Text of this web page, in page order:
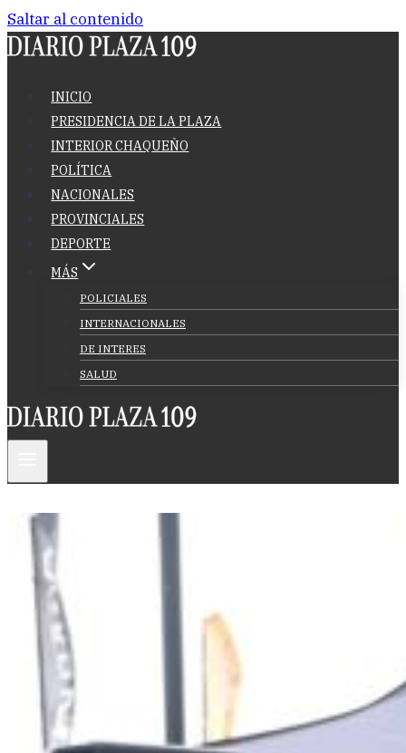
Saltar al contenido
INICIO
PRESIDENCIA DE LA PLAZA
INTERIOR CHAQUEÑO
POLÍTICA
NACIONALES
PROVINCIALES
DEPORTE
MÁS
POLICIALES
INTERNACIONALES
DE INTERES
SALUD